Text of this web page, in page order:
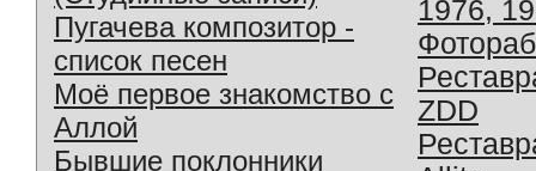
Пугачева композитор -
список песен
Моё первое знакомство с
Аллой
Бывшие поклонники
1976,
ZDD